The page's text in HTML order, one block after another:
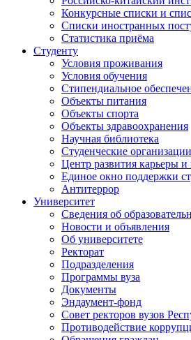
Конкурсные списки и
Списки иностранных
Статистика приёма
Студенту
Условия проживания
Условия обучения
Стипендиальное
Объекты питания
Объекты спорта
Объекты здравоохранения
Научная библиотека
Студенческие организации
Центр развития карьеры
Единое окно поддержки
Антитеррор
Университет
Сведения об
Новости и объявления
Об университете
Ректорат
Подразделения
Программы вуза
Документы
Эндаумент-фонд
Совет ректоров вузов
Противодействие